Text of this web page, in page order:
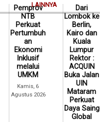
LAINNYA
Pemprov
NTB
Perkuat
Pertumbuh
an
Ekonomi
Inklusif
melalui
UMKM
Kamis, 6
Agustus 2026
Dari
Lombok ke
Berlin,
Kairo dan
Kuala
Lumpur
Rektor :
ACQUIN
Buka Jalan
UIN
Mataram
Perkuat
Daya Saing
Global